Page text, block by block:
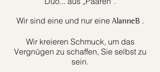
Wir sind eine und nur eine AlanneB .
Wir kreieren Schmuck, um das
Vergnügen zu schaffen, Sie selbst zu
sein.